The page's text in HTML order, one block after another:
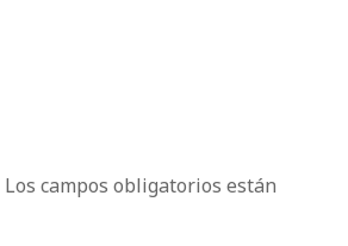
Los campos obligatorios están